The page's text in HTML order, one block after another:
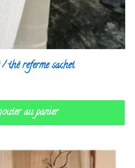
thé referme sachet
au panier